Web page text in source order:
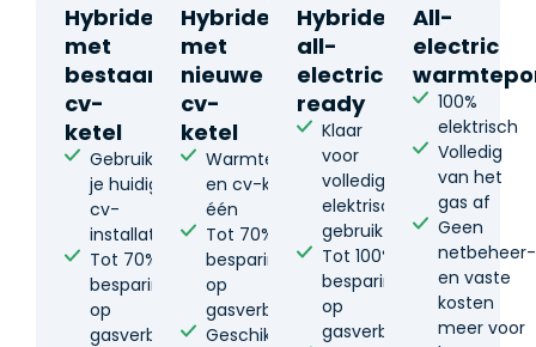
Hybride
met
bestaande
cv-
ketel
Gebruikt
je huidige
cv-
installatie
Tot 70%
besparing
op
gasverbruik
Hybride
met
nieuwe
cv-
ketel
Warmtepomp
en cv-ketel in
één
Tot 70%
besparing
op
gasverbruik
Geschikt
Hybride
all-
electric
ready
Klaar
voor
volledig
elektrisch
gebruik
Tot 100%
besparing
op
gasverbruik
All-
electric
100%
elektrisch
Volledig
van het
gas af
Geen
netbeheer-
en vaste
kosten
meer voor